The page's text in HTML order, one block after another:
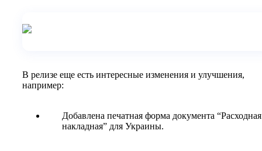
В релизе еще есть интересные изменения и улучшения,
например:
Добавлена печатная форма документа “Расходная
накладная” для Украины.